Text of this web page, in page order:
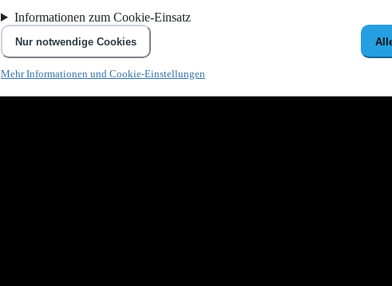
Informationen zum Cookie-Einsatz
Nur notwendige Cookies
Mehr Informationen und Cookie-Einstellungen